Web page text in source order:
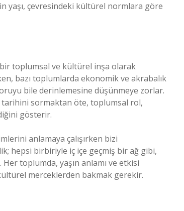
yaşı, çevresindeki kültürel normlara göre
toplumsal ve kültürel inşa olarak
bazı toplumlarda ekonomik ve akrabalık
bile derinlemesine düşünmeye zorlar.
tarihini sormaktan öte, toplumsal rol,
gösterir.
anlamaya çalışırken bizi
hepsi birbiriyle iç içe geçmiş bir ağ gibi,
toplumda, yaşın anlamı ve etkisi
merceklerden bakmak gerekir.